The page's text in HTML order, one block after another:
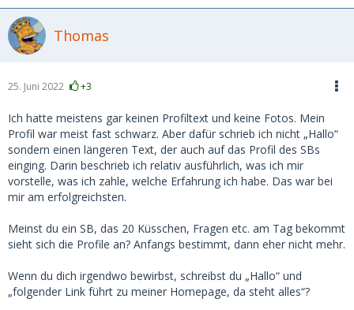
Thomas
25. Juni 2022 +3
Ich hatte meistens gar keinen Profiltext und keine Fotos. Mein
Profil war meist fast schwarz. Aber dafür schrieb ich nicht „Hallo“
sondern einen längeren Text, der auch auf das Profil des SBs
einging. Darin beschrieb ich relativ ausführlich, was ich mir
vorstelle, was ich zahle, welche Erfahrung ich habe. Das war bei
mir am erfolgreichsten.
Meinst du ein SB, das 20 Küsschen, Fragen etc. am Tag bekommt
sieht sich die Profile an? Anfangs bestimmt, dann eher nicht mehr.
Wenn du dich irgendwo bewirbst, schreibst du „Hallo“ und
„folgender Link führt zu meiner Homepage, da steht alles“?